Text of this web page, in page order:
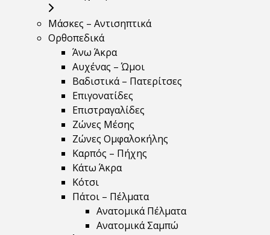
Μάσκες – Αντισηπτικά
Ορθοπεδικά
Άνω Άκρα
Αυχένας – Ώμοι
Βαδιστικά – Πατερίτσες
Επιγονατίδες
Επιστραγαλίδες
Ζώνες Μέσης
Ζώνες Ομφαλοκήλης
Καρπός – Πήχης
Κάτω Άκρα
Κότσι
Πάτοι – Πέλματα
Ανατομικά Πέλματα
Ανατομικά Σαμπώ